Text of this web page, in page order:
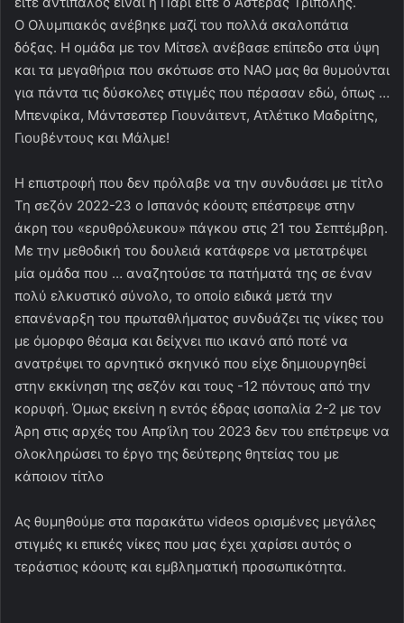
Ο Ολυμπιακός ανέβηκε μαζί του πολλά σκαλοπάτια
δόξας. Η ομάδα με τον Μίτσελ ανέβασε επίπεδο στα ύψη
και τα μεγαθήρια που σκότωσε στο ΝΑΟ μας θα θυμούνται
για πάντα τις δύσκολες στιγμές που πέρασαν εδώ, όπως …
Μπενφίκα, Μάντσεστερ Γιουνάιτεντ, Ατλέτικο Μαδρίτης,
Γιουβέντους και Μάλμε!
Η επιστροφή που δεν πρόλαβε να την συνδυάσει με τίτλο
Τη σεζόν 2022-23 ο Ισπανός κόουτς επέστρεψε στην
άκρη του «ερυθρόλευκου» πάγκου στις 21 του Σεπτέμβρη.
Με την μεθοδική του δουλειά κατάφερε να μετατρέψει
μία ομάδα που … αναζητούσε τα πατήματά της σε έναν
πολύ ελκυστικό σύνολο, το οποίο ειδικά μετά την
επανέναρξη του πρωταθλήματος συνδυάζει τις νίκες του
με όμορφο θέαμα και δείχνει πιο ικανό από ποτέ να
ανατρέψει το αρνητικό σκηνικό που είχε δημιουργηθεί
στην εκκίνηση της σεζόν και τους -12 πόντους από την
κορυφή. Όμως εκείνη η εντός έδρας ισοπαλία 2-2 με τον
Άρη στις αρχές του Απρ’ίλη του 2023 δεν του επέτρεψε να
ολοκληρώσει το έργο της δεύτερης θητείας του με
κάποιον τίτλο
Aς θυμηθούμε στα παρακάτω videos ορισμένες μεγάλες
στιγμές κι επικές νίκες που μας έχει χαρίσει αυτός ο
τεράστιος κόουτς και εμβληματική προσωπικότητα.